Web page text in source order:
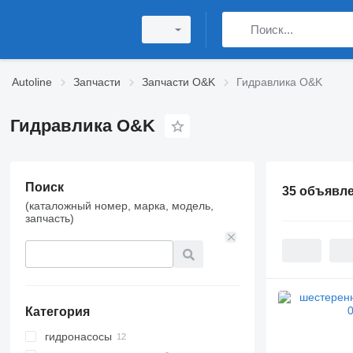
Autoline Запчасти Запчасти O&K Гидравлика O&K
Гидравлика O&K
Поиск
(каталожный номер, марка, модель,
запчасть)
Категория
гидронасосы
35